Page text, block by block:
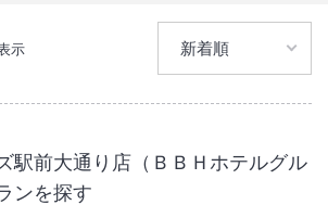
示
駅前大通り店（ＢＢＨホテルグル
ンを探す